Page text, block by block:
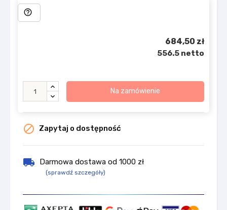
help_outline
684,50 zł
556.5 netto
Na zamówienie
 Zapytaj o dostępność
local_shipping Darmowa dostawa od 1000 zł
(sprawdź szczegóły)